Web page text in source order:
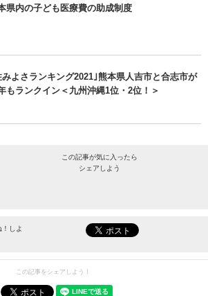
県内の子ども医療費の助成制度
みよさランキング2021｣熊本県人吉市と合志市が
もランクイン＜九州沖縄1位・2位！＞
この記事が気に入ったら
シェアしよう
最新情報をお届けします。
しよ
この記事をシェアしよう！